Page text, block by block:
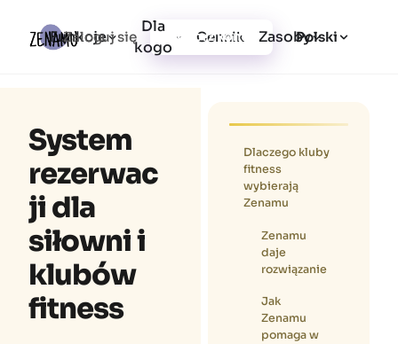
Funkcje
Dla
kogo
Cennik Zasoby
Zaloguj się Utwórz konto Polski
System
rezerwac
ji dla
siłowni i
klubów
fitness
Dlaczego kluby
fitness
wybierają
Zenamu
Zenamu
daje
rozwiązanie
Jak
Zenamu
pomaga w